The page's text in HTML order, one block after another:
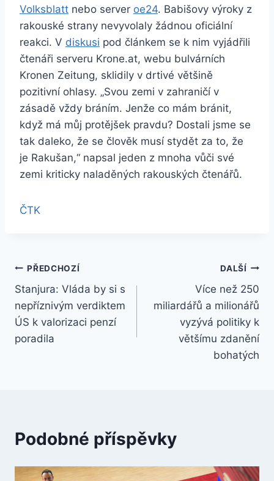
Volksblatt nebo server oe24. Babišovy výroky z
rakouské strany nevyvolaly žádnou oficiální
reakci. V diskusi pod článkem se k nim vyjádřili
čtenáři serveru Krone.at, webu bulvárních
Kronen Zeitung, sklidily v drtivé většině
pozitivní ohlasy. „Svou zemi v zahraničí v
zásadě vždy bráním. Jenže co mám bránit,
když má můj protějšek pravdu? Dostali jsme se
tak daleko, že se člověk musí stydět za to, že
je Rakušan,“ napsal jeden z mnoha vůči své
zemi kriticky naladěných rakouských čtenářů.
ČTK
Navigace
pro
příspěvek
PŘEDCHOZÍ
Stanjura: Vláda by si s
nepříznivým verdiktem
ÚS k valorizaci penzí
poradila
DALŠÍ
Více než 250
miliardářů a milionářů
vyzývá politiky k
většímu zdanění
bohatých
Podobné příspěvky